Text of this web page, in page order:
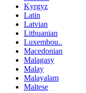
Kyrgyz
Latin
Latvian
Lithuanian
Luxembou..
Macedonian
Malagasy
Malay
Malayalam
Maltese